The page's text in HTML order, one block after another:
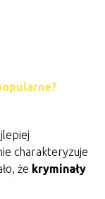
charakteryzuje
że kryminały